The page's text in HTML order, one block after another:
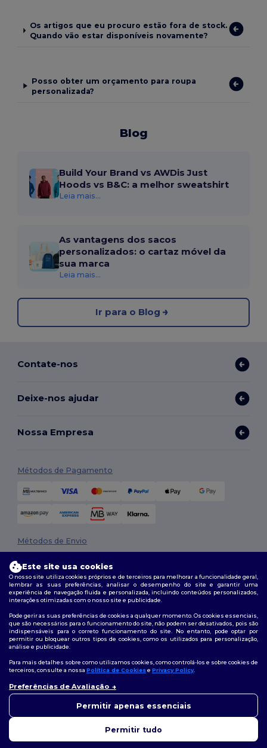
Os artigos que eu procuro estão fora de stock.
Quando vão estar disponíveis novamente?
Posso obter um orçamento para roupa
personalizada?
Blog
Build Your Brand vs AWDis Just
Hoods vs B&C: a melhor sweatshirt
Leia mais...
As vantagens dos sacos
personalizados: o cartaz móvel da
sua marca
Leia mais...
Ir para o Blog
Contate-nos
Deixe-nos ajudar
Nossa Empresa
Métodos de Pagamento
Métodos de Envio
2026. Todos os direitos reservados
Termos e Condições|Política de personalização
|Política de cookies|Mapa do Site
Siga-nos
Este site usa cookies
O nosso site utiliza cookies próprios e de terceiros para melhorar a funcionalidade geral,
lembrar as suas preferências, analisar o desempenho do site e garantir uma
experiência de navegação fluida e personalizada, incluindo conteúdos personalizados,
interações otimizadas com o nosso site e publicidade.
Pode gerir as suas preferências de cookies a qualquer momento. Os cookies essenciais,
que são necessários para o funcionamento do site, não podem ser desativados, pois são
indispensáveis para o correto funcionamento do site. No entanto, pode optar por
permitir ou bloquear outros tipos de cookies, como os utilizados para personalização,
análise e publicidade.
Para mais detalhes sobre como utilizamos cookies, como controlá-los e sobre cookies de
terceiros, consulte a nossa Política de Cookiese Privacy Policy.
Preferências de Avaliação
Permitir apenas essenciais
Permitir tudo
questão, pode contactar-nos a
chatbot está aqui para ajudar.